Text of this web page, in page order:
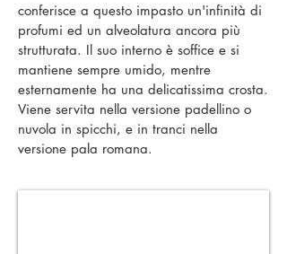
conferisce a questo impasto un'infinità di
profumi ed un alveolatura ancora più
strutturata. Il suo interno è soffice e si
mantiene sempre umido, mentre
esternamente ha una delicatissima crosta.
Viene servita nella versione padellino o
nuvola in spicchi, e in tranci nella
versione pala romana.